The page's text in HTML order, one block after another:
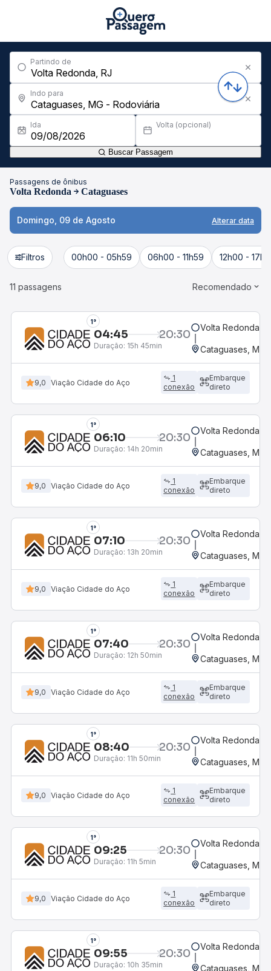
Partindo de
Indo para
Ida Volta (opcional)
Buscar Passagem
Passagens de ônibus
Volta Redonda Cataguases
Domingo, 09 de Agosto Alterar data
Filtros 00h00 - 05h59 06h00 - 11h59 12h00 -
11 passagens Recomendado
1°
04:45 20:30
Duração: 15h 45min
Volta Redonda,
Cataguases, MG
9,0 Viação Cidade do Aço
1
conexão
Embarque
direto
1°
06:10 20:30
Duração: 14h 20min
Volta Redonda,
Cataguases, MG
9,0 Viação Cidade do Aço
1
conexão
Embarque
direto
1°
07:10 20:30
Duração: 13h 20min
Volta Redonda,
Cataguases, MG
9,0 Viação Cidade do Aço
1
conexão
Embarque
direto
1°
07:40 20:30
Duração: 12h 50min
Volta Redonda,
Cataguases, MG
9,0 Viação Cidade do Aço
1
conexão
Embarque
direto
1°
08:40 20:30
Duração: 11h 50min
Volta Redonda,
Cataguases, MG
9,0 Viação Cidade do Aço
1
conexão
Embarque
direto
1°
09:25 20:30
Duração: 11h 5min
Volta Redonda,
Cataguases, MG
9,0 Viação Cidade do Aço
1
conexão
Embarque
direto
1°
09:55 20:30
Duração: 10h 35min
Volta Redonda,
Cataguases, MG